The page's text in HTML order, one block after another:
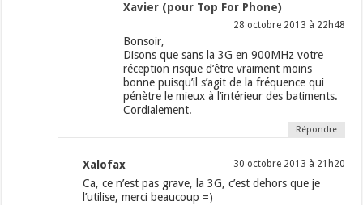
Xavier (pour Top For Phone)
28 octobre 2013 à 22h48
Bonsoir,
Disons que sans la 3G en 900MHz votre
réception risque d’être vraiment moins
bonne puisqu’il s’agit de la fréquence qui
pénètre le mieux à l’intérieur des batiments.
Cordialement.
Répondre
Xalofax 30 octobre 2013 à 21h20
Ca, ce n’est pas grave, la 3G, c’est dehors que je
l’utilise, merci beaucoup =)